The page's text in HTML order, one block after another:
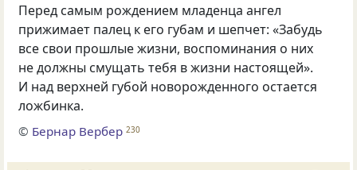
Перед самым рождением младенца ангел
прижимает палец к его губам и шепчет: «Забудь
все свои прошлые жизни, воспоминания о них
не должны смущать тебя в жизни настоящей».
И над верхней губой новорожденного остается
ложбинка.
© Бернар Вербер 230